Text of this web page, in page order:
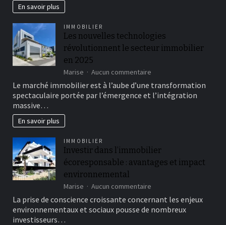
En savoir plus
IMMOBILIER
Les nouvelles technologies
révolutionnent le secteur immobilier
en 2025
Marise Aucun commentaire
nouvelles
technologies
2025
Le marché immobilier est à l’aube d’une transformation
spectaculaire portée par l’émergence et l’intégration
massive…
En savoir plus
IMMOBILIER
Investir dans l’immobilier
écoresponsable : avantages et impact
environnemental
Marise Aucun commentaire
Investir
dans
l’immobilier
La prise de conscience croissante concernant les enjeux
environnementaux et sociaux pousse de nombreux
investisseurs…